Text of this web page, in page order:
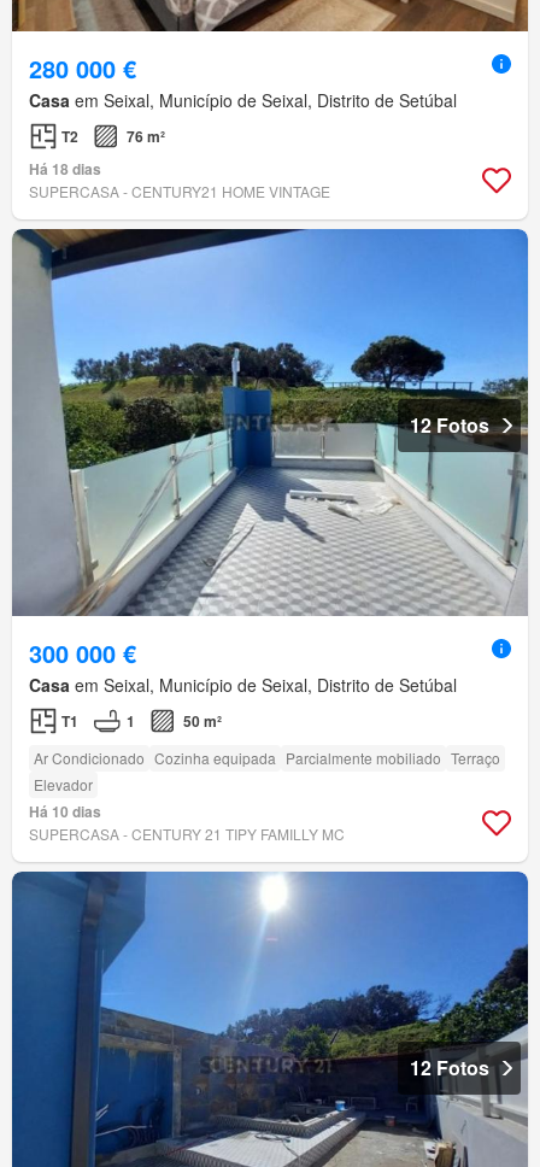
280 000 €
Casa em Seixal, Município de Seixal, Distrito de Setúbal
T2
76 m²
Há 18 dias
SUPERCASA - CENTURY21 HOME VINTAGE
12 Fotos
300 000 €
Casa em Seixal, Município de Seixal, Distrito de Setúbal
T1 1 50 m²
Ar Condicionado Cozinha equipada Parcialmente mobiliado Terraço
Elevador
Há 10 dias
SUPERCASA - CENTURY 21 TIPY FAMILLY MC
12 Fotos